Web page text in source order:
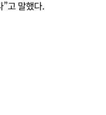
고 말했다.